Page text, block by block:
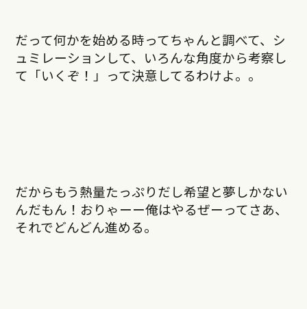
だって何かを始める時ってちゃんと調べて、シ
ュミレーションして、いろんな角度から考察し
て「いくぞ！」って決意してるわけよ。。
だからもう熱量たっぷりだし希望と夢しかない
んだもん！おりゃーー俺はやるぜーってさあ、
それでどんどん進める。